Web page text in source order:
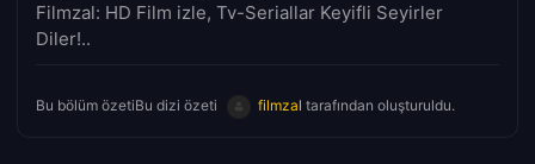
Filmzal: HD Film izle, Tv-Seriallar Keyifli Seyirler
Diler!..
Bu bölüm özetiBu dizi özeti filmzal tarafından oluşturuldu.